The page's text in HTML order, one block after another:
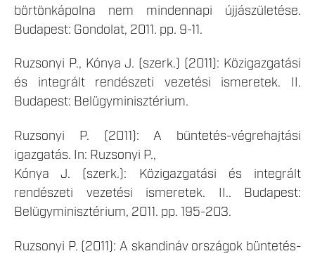
börtönkápolna nem mindennapi újjászületése.
Budapest: Gondolat, 2011. pp. 9-11.
Ruzsonyi P., Kónya J. (szerk.) (2011): Közigazgatási
és integrált rendészeti vezetési ismeretek. II.
Budapest: Belügyminisztérium.
Ruzsonyi P. (2011): A büntetés-végrehajtási
igazgatás. In: Ruzsonyi P.,
Kónya J. (szerk.): Közigazgatási és integrált
rendészeti vezetési ismeretek. II.. Budapest:
Belügyminisztérium, 2011. pp. 195-203.
Ruzsonyi P. (2011): A skandináv országok büntetés-